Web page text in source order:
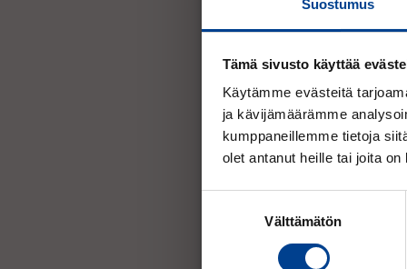
Suostumus
Tämä sivusto käyttää
Käytämme evästeitä
ja kävijämäärämme
kumppaneillemme tietoja
olet antanut heille tai joita
Välttämätön